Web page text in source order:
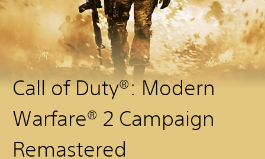
Call of Duty®: Modern
Warfare® 2 Campaign
Remastered